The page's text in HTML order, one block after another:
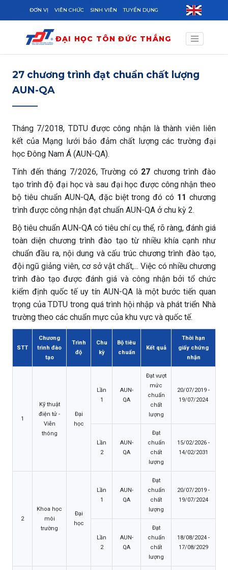
Skip to main content
ĐƠN VỊ VIÊN CHỨC SINH VIÊN TUYỂN DỤNG
ĐẠI HỌC TÔN ĐỨC THẮNG
27 chương trình đạt chuẩn chất lượng
AUN-QA
Tháng 7/2018, TDTU được công nhận là thành viên liên
kết của Mạng lưới bảo đảm chất lượng các trường đại
học Đông Nam Á (AUN-QA).
Tính đến tháng 7/2026, Trường có 27 chương trình đào
tạo trình độ đại học và sau đại học được công nhận theo
bộ tiêu chuẩn AUN-QA, đặc biệt trong đó có 11chương
trình được công nhận đạt chuẩn AUN-QA ở chu kỳ 2.
Bộ tiêu chuẩn AUN-QA có tiêu chí cụ thể, rõ ràng, đánh giá
toàn diện chương trình đào tạo từ nhiều khía cạnh như
chuẩn đầu ra, nội dung và cấu trúc chương trình đào tạo,
đội ngũ giảng viên, cơ sở vật chất,... Việc có nhiều chương
trình đào tạo được đánh giá và công nhận bởi tổ chức
kiểm định quốc tế uy tín AUN-QA là một bước tiến quan
trọng của TDTU trong quá trình hội nhập và phát triển Nhà
trường theo các chuẩn mực của khu vực và quốc tế.
STT
Chương
trình đào
tạo
Trình
độ
Chu
kỳ
Bộ tiêu
chuẩn
Kết quả
Thời hạn
giấy chứng
nhận
1
Kỹ thuật
điện tử -
Viễn
thông
Đại
học
Lần
1
AUN-
QA
Đạt vượt
mức
chuẩn
chất
lượng
20/07/2019 -
19/07/2024
Lần
2
AUN-
QA
Đạt
chuẩn
chất
lượng
15/02/2026 -
14/02/2031
2
Khoa học
môi
trường
Đại
học
Lần
1
AUN-
QA
Đạt
chuẩn
chất
lượng
20/07/2019 -
19/07/2024
Lần
2
AUN-
QA
Đạt
chuẩn
chất
lượng
18/08/2024 -
17/08/2029